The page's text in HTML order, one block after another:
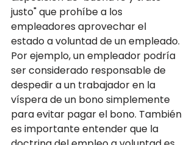
justo" que prohíbe a los
empleadores aprovechar el
estado a voluntad de un empleado.
Por ejemplo, un empleador podría
ser considerado responsable de
despedir a un trabajador en la
víspera de un bono simplemente
para evitar pagar el bono. También
es importante entender que la